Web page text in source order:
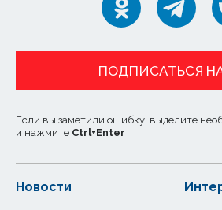
ПОДПИСАТЬСЯ НА
Если вы заметили ошибку, выделите
и нажмите Ctrl+Enter
Новости